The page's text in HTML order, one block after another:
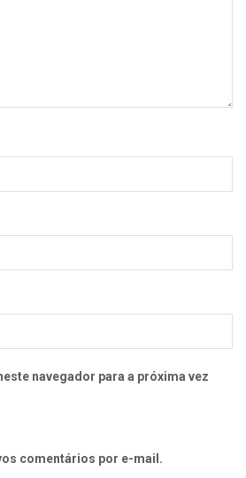
navegador para a próxima vez
comentários por e-mail.